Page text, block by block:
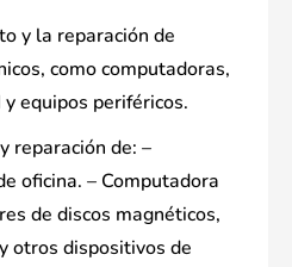
y la reparación de
como computadoras,
equipos periféricos.
reparación de: –
oficina. – Computadora
de discos magnéticos,
otros dispositivos de